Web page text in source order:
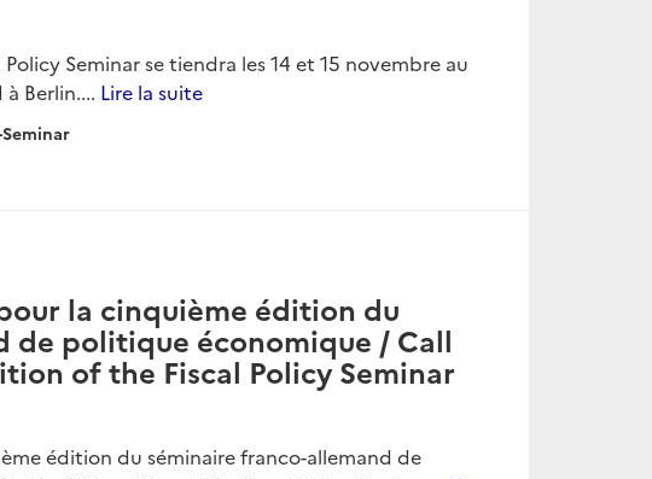
Seminar se tiendra les 14 et 15 novembre au
Berlin.... Lire la suite
la cinquième édition du
de politique économique / Call
of the Fiscal Policy Seminar
édition du séminaire franco-allemand de